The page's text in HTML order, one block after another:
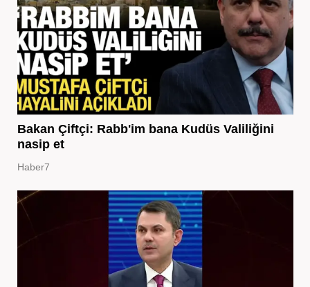
Bakan Çiftçi: Rabb'im bana Kudüs Valiliğini
nasip et
Haber7